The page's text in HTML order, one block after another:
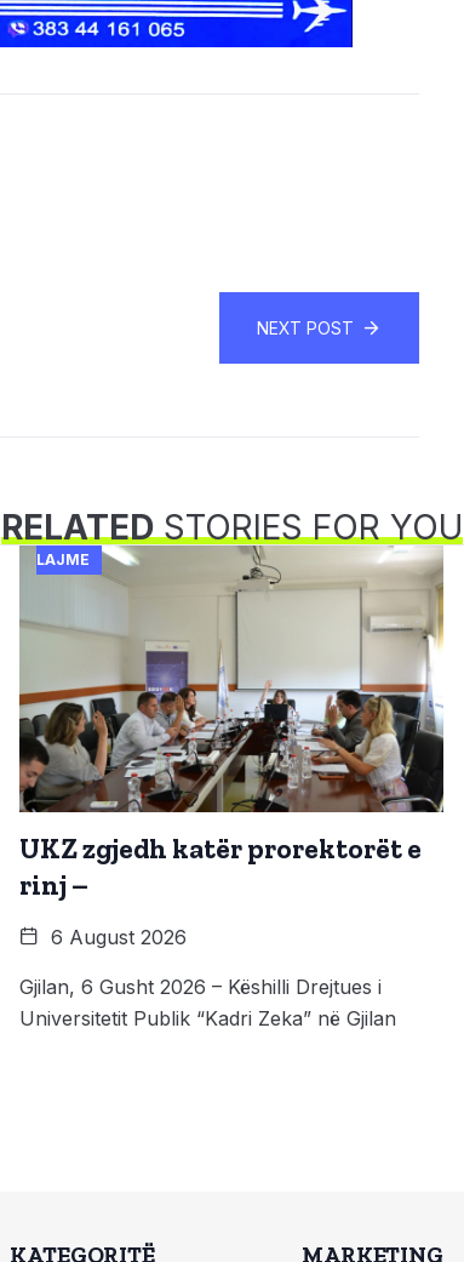
NEXT POST
RELATEDSTORIES FOR YOU
LAJME
UKZ zgjedh katër prorektorët e
rinj –
6 August 2026
Gjilan, 6 Gusht 2026 – Këshilli Drejtues i
Universitetit Publik “Kadri Zeka” në Gjilan
KATEGORITË MARKETING